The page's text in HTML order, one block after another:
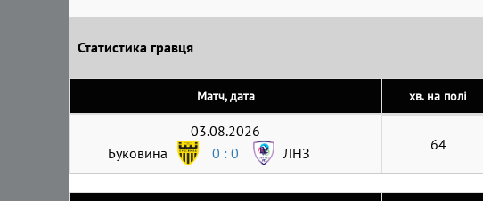
Статистика гравця
Матч, дата хв. на полі
03.08.2026
Буковина
0 : 0 ЛНЗ 64